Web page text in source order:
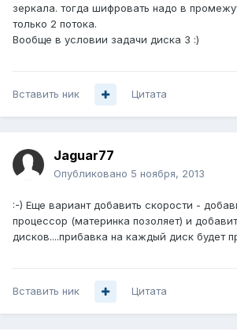
зеркала. тогда шифровать надо в
только 2 потока.
Вообще в условии задачи диска 3 :)
Вставить ник Цитата
Jaguar77
Опубликовано 5 ноября, 2013
:-) Еще вариант добавить скорости -
процессор (материнка позоляет) и
дисков....прибавка на каждый диск будет
Вставить ник Цитата